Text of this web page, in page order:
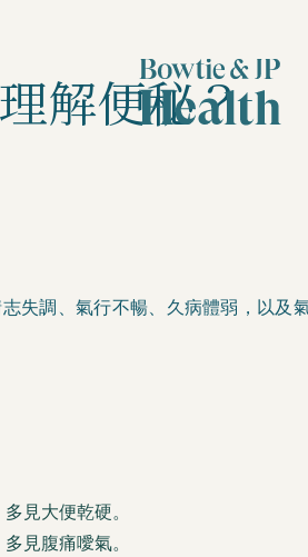
解便秘？
失調、氣行不暢、久病體弱，以
見大便乾硬。
見腹痛噯氣。